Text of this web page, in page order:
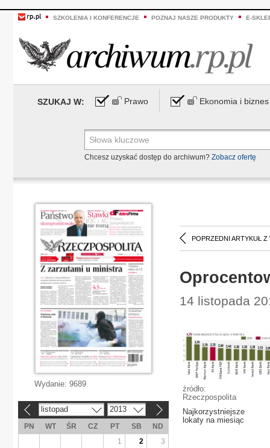
SZKOLENIA I KONFERENCJE POZNAJ NASZE PRODUKTY E-
SZUKAJ W: Prawo Ekonomia i biznes
Chcesz uzyskać dostęp do archiwum? Zobacz ofertę
POPRZEDNI ARTYKUŁ Z
14 listopada
źródło:
Rzeczpospolita
Najkorzystniejsze
lokaty na miesiąc
Wydanie: 9689
listopad 2013
PN WT ŚR CZ PT SB
ND
1
2
3